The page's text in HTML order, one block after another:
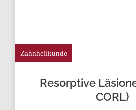
Zahnheilkunde
Resorptive
CORL)